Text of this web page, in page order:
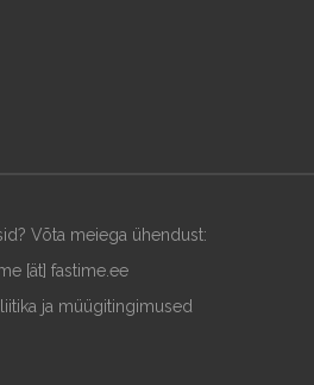
Võta meiega ühendust:
[ät] fastime.ee
ja müügitingimused